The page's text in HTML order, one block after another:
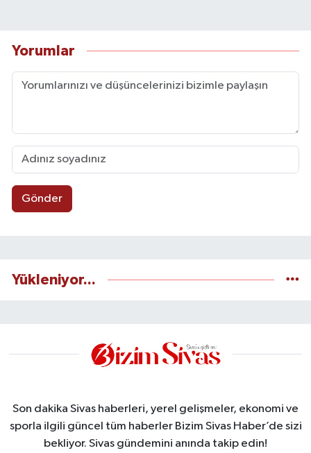
Yorumlar
Gönder
Yükleniyor...
Son dakika Sivas haberleri, yerel gelişmeler, ekonomi ve
sporla ilgili güncel tüm haberler Bizim Sivas Haber’de sizi
bekliyor. Sivas gündemini anında takip edin!